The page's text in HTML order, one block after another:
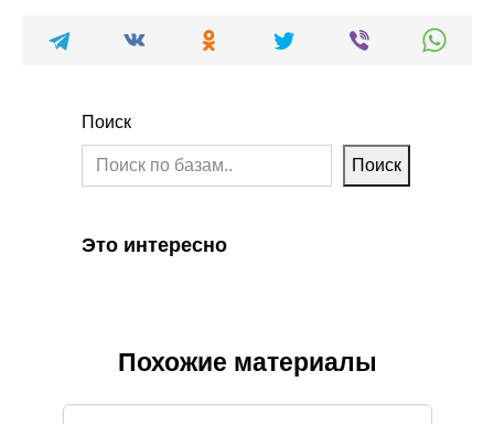
Поиск
Поиск
Это интересно
Похожие материалы